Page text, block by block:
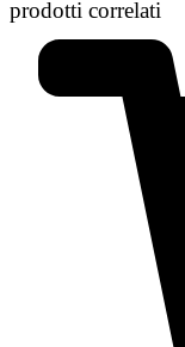
prodotti correlati